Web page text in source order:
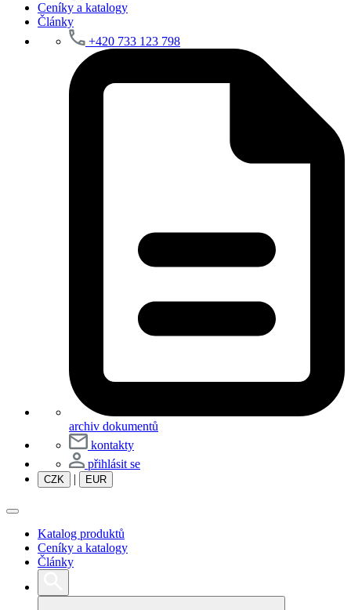
Ceníky a katalogy
Články
+420 733 123 798
archiv dokumentů
kontakty
přihlásit se
CZK | EUR
Katalog produktů
Ceníky a katalogy
Články
Search